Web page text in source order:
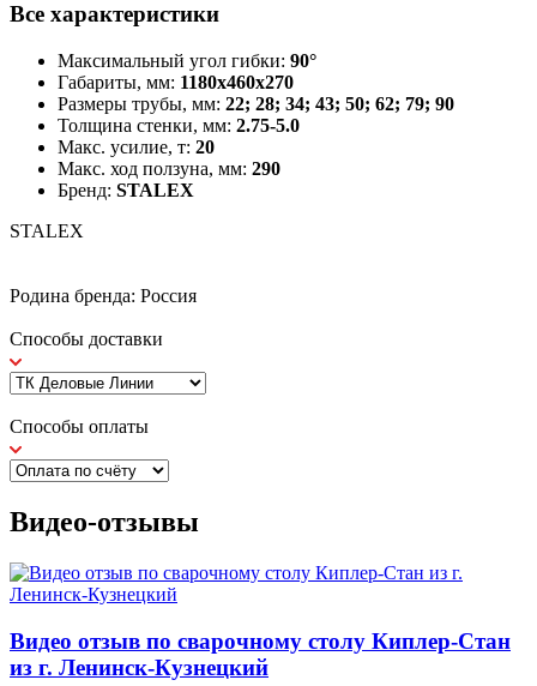
Все характеристики
Максимальный угол гибки: 90°
Габариты, мм: 1180x460x270
Размеры трубы, мм: 22; 28; 34; 43; 50; 62; 79; 90
Толщина стенки, мм: 2.75-5.0
Макс. усилие, т: 20
Макс. ход ползуна, мм: 290
Бренд: STALEX
STALEX
Родина бренда: Россия
Способы доставки
Способы оплаты
Видео-отзывы
Видео отзыв по сварочному столу Киплер-Стан
из г. Ленинск-Кузнецкий